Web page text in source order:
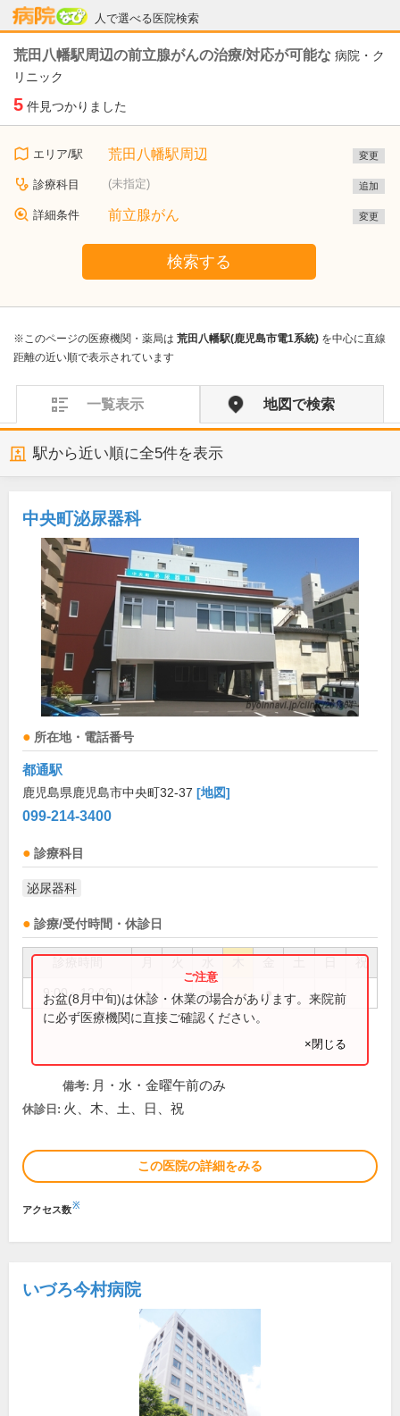
人で選べる医院検索
病院なび
荒田八幡駅周辺の前立腺がんの治療/対応が可能な 病院・ク
リニック
5 件見つかりました
エリア/駅 荒田八幡駅周辺 変更
診療科目 (未指定) 追加
詳細条件 前立腺がん 変更
検索する
※このページの医療機関・薬局は 荒田八幡駅(鹿児島市電1系統) を中心に直線
距離の近い順で表示されています
一覧表示 地図で検索
駅から近い順に全5件を表示
中央町泌尿器科
所在地・電話番号
都通駅
鹿児島県鹿児島市中央町32-37 [地図]
099-214-3400
診療科目
泌尿器科
診療/受付時間・休診日
祝
9:00～12:00 ● ● ●
お盆(8月中旬)は休診・休業の場合があります。来院前
に必ず医療機関に直接ご確認ください。
×閉じる
備考: 月・水・金曜午前のみ
休診日: 火、木、土、日、祝
この医院の詳細をみる
アクセス数※
いづろ今村病院